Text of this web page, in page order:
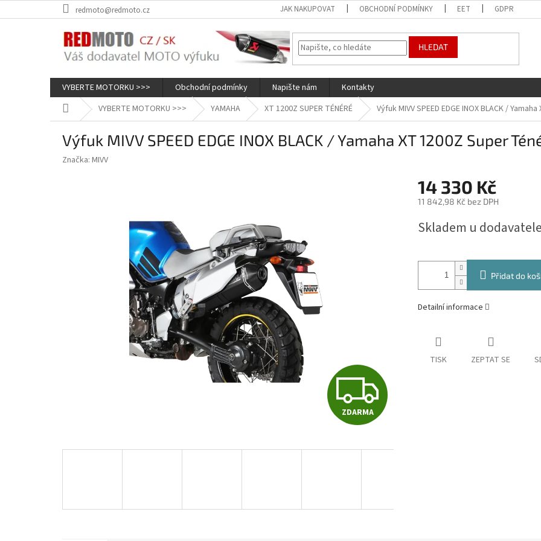
na
redmoto@redmoto.cz JAK NAKUPOVAT OBCHODNÍ PODMÍNKY EET GDPR
HLEDAT
VYBERTE MOTORKU >>> Obchodní podmínky Napište nám
Kontakty
Domů VYBERTE MOTORKU >>> YAMAHA XT 1200Z SUPER TÉNÉRÉ Výfuk MIVV SPEED EDGE INOX BLACK /
Výfuk MIVV SPEED EDGE INOX BLACK / Yamaha XT 1200Z Super
Značka: MIVV
Z
D
R
ZDARMA
14 330 Kč
11 842,98 Kč bez DPH
cena:
Skladem u
Přidat do
Detailní informace
TISK ZEPTAT SE